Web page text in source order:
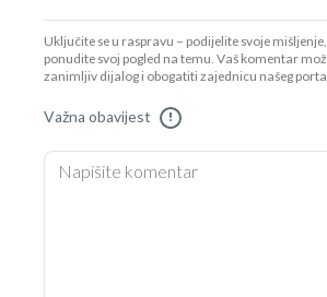
Uključite se u raspravu – podijelite svoje
ponudite svoj pogled na temu. Vaš komentar
zanimljiv dijalog i obogatiti zajednicu našeg
Važna obavijest !